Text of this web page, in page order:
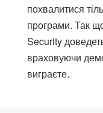
похвалитися
програми. Так
Security
враховуючи
виграєте.